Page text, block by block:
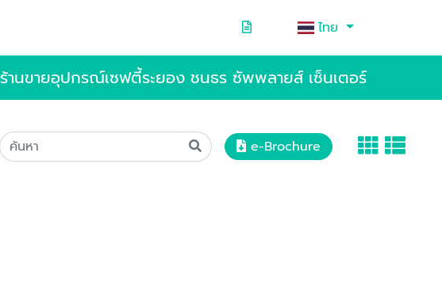
ไทย
ร้านขายอุปกรณ์เซฟตี้ระยอง ชนธร ซัพพลายส์ เซ็นเตอร์
e-Brochure